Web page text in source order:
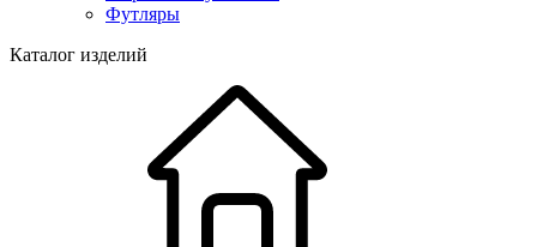
Футляры
Каталог изделий